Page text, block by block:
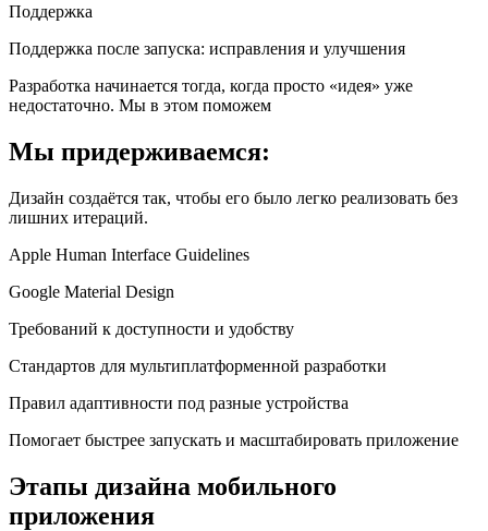
Поддержка
Поддержка после запуска: исправления и улучшения
Разработка начинается тогда, когда просто «идея» уже
недостаточно. Мы в этом поможем
Мы придерживаемся:
Дизайн создаётся так, чтобы его было легко реализовать без
лишних итераций.
Apple Human Interface Guidelines
Google Material Design
Требований к доступности и удобству
Стандартов для мультиплатформенной разработки
Правил адаптивности под разные устройства
Помогает быстрее запускать и масштабировать приложение
Этапы дизайна мобильного
приложения